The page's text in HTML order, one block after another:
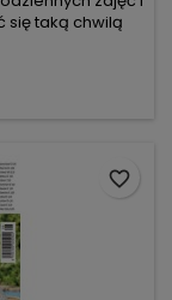
się taką chwilą
doskonale
z
favorite_border